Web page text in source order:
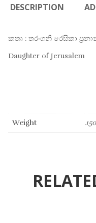
DESCRIPTION
කතෘ : තරංගනී රෙසිකා
Daughter of Jerusalem
Weight